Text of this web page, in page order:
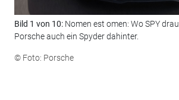
Bild 1 von 10: Nomen est omen: Wo SPY
Porsche auch ein Spyder dahinter.
© Foto: Porsche